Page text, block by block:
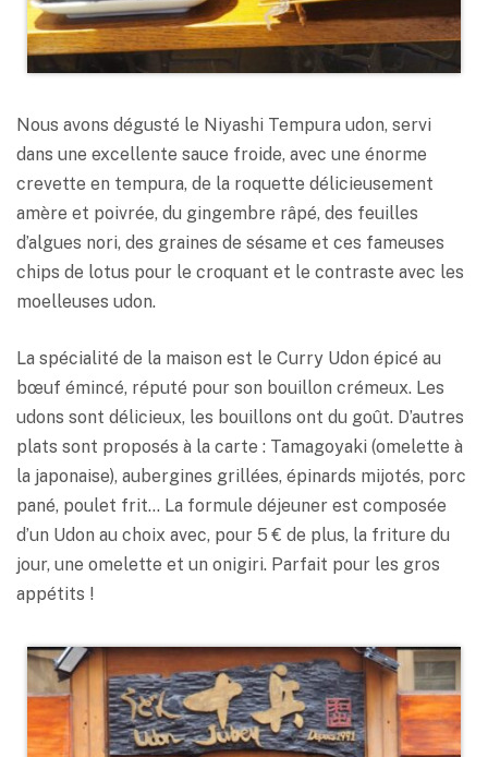
Nous avons dégusté le Niyashi Tempura udon, servi
dans une excellente sauce froide, avec une énorme
crevette en tempura, de la roquette délicieusement
amère et poivrée, du gingembre râpé, des feuilles
d’algues nori, des graines de sésame et ces fameuses
chips de lotus pour le croquant et le contraste avec les
moelleuses udon.
La spécialité de la maison est le Curry Udon épicé au
bœuf émincé, réputé pour son bouillon crémeux. Les
udons sont délicieux, les bouillons ont du goût. D’autres
plats sont proposés à la carte : Tamagoyaki (omelette à
la japonaise), aubergines grillées, épinards mijotés, porc
pané, poulet frit… La formule déjeuner est composée
d’un Udon au choix avec, pour 5 € de plus, la friture du
jour, une omelette et un onigiri. Parfait pour les gros
appétits !